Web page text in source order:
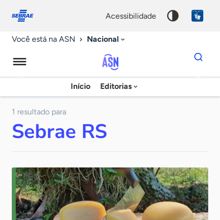
conosco
acessibilidade
Você está na ASN Nacional
Agência
Sebrae
Notícias
Início Editorias
Dados
para
chave
1 resultado para
Sebrae RS